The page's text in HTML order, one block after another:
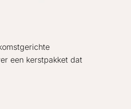
een kerstpakket dat